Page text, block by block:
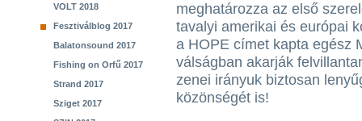
VOLT 2018
Fesztiválblog 2017
Balatonsound 2017
Fishing on Orfű 2017
Strand 2017
Sziget 2017
meghatározza az első
tavalyi amerikai és európai
a HOPE címet kapta egész
válságban akarják
zenei irányuk biztosan
közönségét is!